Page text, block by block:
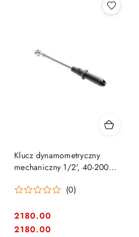
Klucz dynamometryczny
mechaniczny 1/2', 40-200
(0)
Cena:
2180.00
Cena:
2180.00